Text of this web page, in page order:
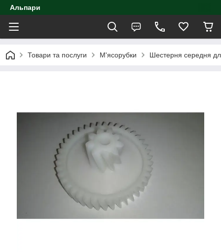
Альпари
Товари та послуги М'ясорубки Шестерня середня